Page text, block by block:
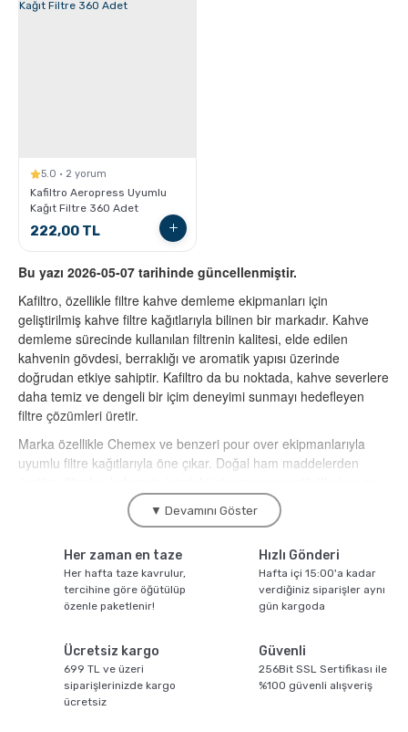
Hindiba Kahvesi
Soğuk Kahve
Sporcu Kahveleri
Tartı ve Ölçüler
5.0 · 2 yorum
Kafiltro Aeropress Uyumlu
Kağıt Filtre 360 Adet
222,00 TL
Bu yazı 2026-05-07 tarihinde güncellenmiştir.
Kafiltro, özellikle filtre kahve demleme ekipmanları için
geliştirilmiş kahve filtre kağıtlarıyla bilinen bir markadır. Kahve
demleme sürecinde kullanılan filtrenin kalitesi, elde edilen
kahvenin gövdesi, berraklığı ve aromatik yapısı üzerinde
doğrudan etkiye sahiptir. Kafiltro da bu noktada, kahve severlere
daha temiz ve dengeli bir içim deneyimi sunmayı hedefleyen
filtre çözümleri üretir.
Marka özellikle Chemex ve benzeri pour over ekipmanlarıyla
uyumlu filtre kağıtlarıyla öne çıkar. Doğal ham maddelerden
bileşenleri süzerek daha rafine bir fincan kahve elde edilmesine
Kafiltro Markasının Genel Özellikleri
Kafiltro, kahve demleme ekipmanları segmentinde filtre kağıdı
üretimi üzerine uzmanlaşmış markalardan biridir. Türkiye’de
kahve ekipmanlarına uyumlu ürünler geliştirmesiyle dikkat çeker.
Markanın öne çıkan özellikleri:
Chemex ve pour over uyumlu filtre kağıtları
▼ Devamını Göster
Her zaman en taze
Her hafta taze kavrulur,
tercihine göre öğütülüp
özenle paketlenir!
Hızlı Gönderi
Hafta içi 15:00'a kadar
verdiğiniz siparişler aynı
gün kargoda
Ücretsiz kargo
699 TL ve üzeri
siparişlerinizde kargo
ücretsiz
Güvenli
256Bit SSL Sertifikası ile
%100 güvenli alışveriş